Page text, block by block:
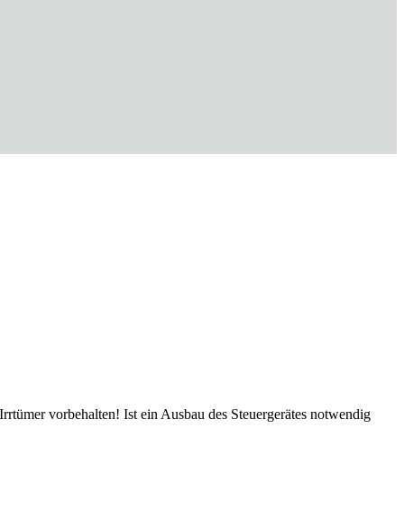
vorbehalten! Ist ein Ausbau des Steuergerätes notwendig